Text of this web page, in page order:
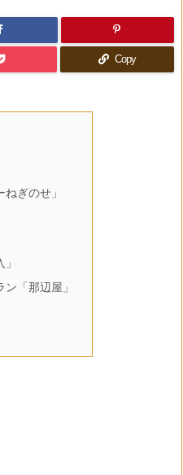
Copy
ぎのせ」
「那辺屋」